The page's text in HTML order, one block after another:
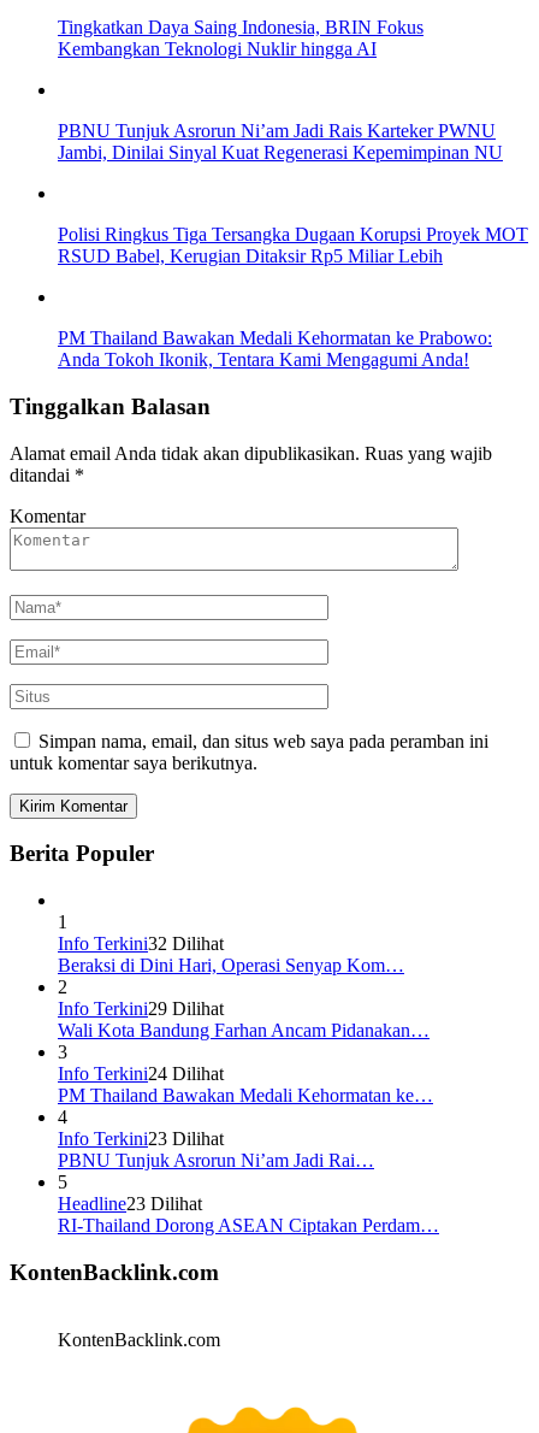
Tingkatkan Daya Saing Indonesia, BRIN Fokus
Kembangkan Teknologi Nuklir hingga AI
PBNU Tunjuk Asrorun Ni’am Jadi Rais Karteker PWNU
Jambi, Dinilai Sinyal Kuat Regenerasi Kepemimpinan NU
Polisi Ringkus Tiga Tersangka Dugaan Korupsi Proyek MOT
RSUD Babel, Kerugian Ditaksir Rp5 Miliar Lebih
PM Thailand Bawakan Medali Kehormatan ke Prabowo:
Anda Tokoh Ikonik, Tentara Kami Mengagumi Anda!
Tinggalkan Balasan
Alamat email Anda tidak akan dipublikasikan. Ruas yang wajib
ditandai *
Komentar
Simpan nama, email, dan situs web saya pada peramban ini
untuk komentar saya berikutnya.
Berita Populer
1
Info Terkini32 Dilihat
Beraksi di Dini Hari, Operasi Senyap Kom…
2
Info Terkini29 Dilihat
Wali Kota Bandung Farhan Ancam Pidanakan…
3
Info Terkini24 Dilihat
PM Thailand Bawakan Medali Kehormatan ke…
4
Info Terkini23 Dilihat
PBNU Tunjuk Asrorun Ni’am Jadi Rai…
5
Headline23 Dilihat
RI-Thailand Dorong ASEAN Ciptakan Perdam…
KontenBacklink.com
KontenBacklink.com